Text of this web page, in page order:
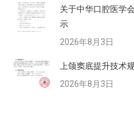
关于中华口腔医学
示
2026年8月3日
上颌窦底提升技术
2026年8月3日